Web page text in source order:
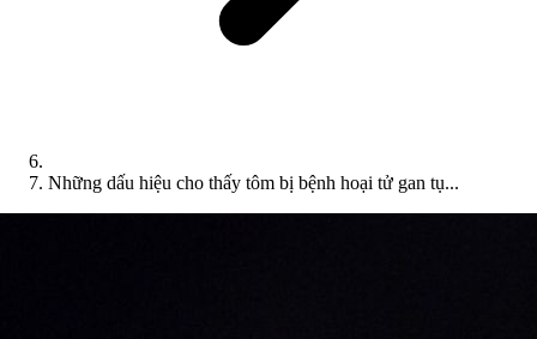
Những dấu hiệu cho thấy tôm bị bệnh hoại tử gan tụ...